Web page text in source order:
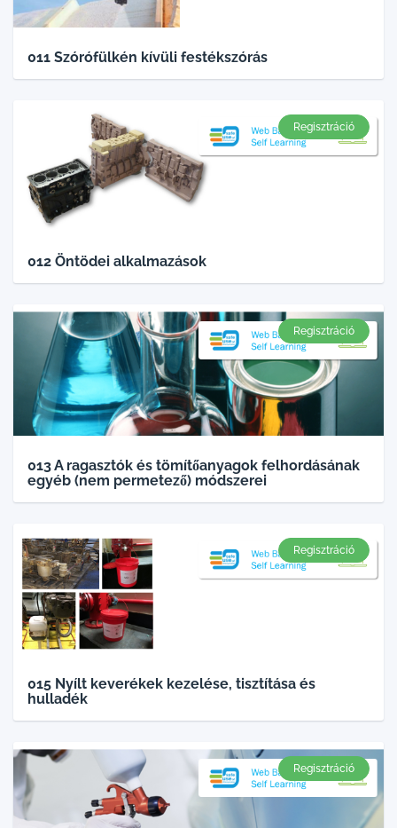
011 Szórófülkén kívüli festékszórás
Regisztráció
012 Öntödei alkalmazások
Regisztráció
013 A ragasztók és tömítőanyagok felhordásának
egyéb (nem permetező) módszerei
Regisztráció
015 Nyílt keverékek kezelése, tisztítása és
hulladék
Regisztráció